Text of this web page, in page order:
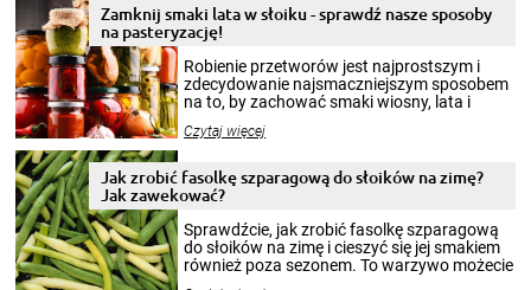
Zamknij smaki lata w słoiku - sprawdź nasze sposoby
na pasteryzację!
Robienie przetworów jest najprostszym i
zdecydowanie najsmaczniejszym sposobem
na to, by zachować smaki wiosny, lata i
krajobrazów, by cieszyć nimi oko w sezonie
pełni poczuć atmosferę cieplejszych
miesięcy. Przygotowanie słoików ze
patenty, które pozwolą zachować świeżość
przetworów.
Czytaj więcej
Jak zrobić fasolkę szparagową do słoików na zimę?
Jak zawekować?
Sprawdźcie, jak zrobić fasolkę szparagową
do słoików na zimę i cieszyć się jej smakiem
również poza sezonem. To warzywo możecie